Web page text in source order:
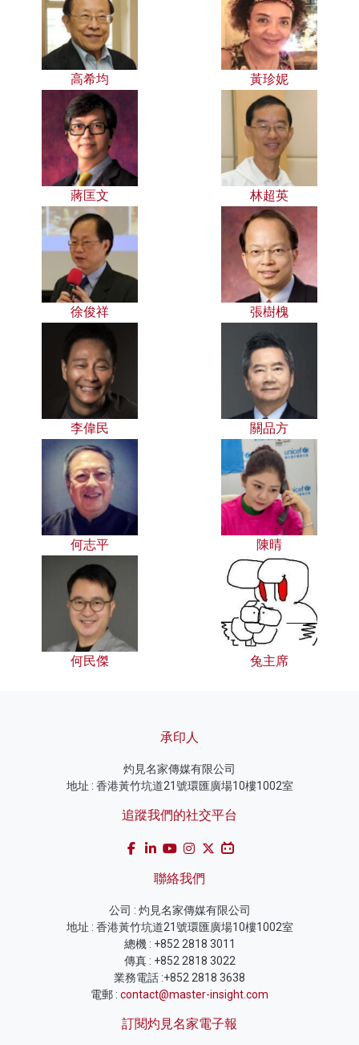
高希均 黃珍妮
蔣匡文 林超英
徐俊祥 張樹槐
李偉民 關品方
何志平 陳晴
何民傑 兔主席
承印人
灼見名家傳媒有限公司
地址 : 香港黃竹坑道21號環匯廣場10樓1002室
追蹤我們的社交平台
聯絡我們
公司 : 灼見名家傳媒有限公司
地址 : 香港黃竹坑道21號環匯廣場10樓1002室
總機 : +852 2818 3011
傳真 : +852 2818 3022
業務電話 :+852 2818 3638
電郵 : contact@master-insight.com
訂閱灼見名家電子報